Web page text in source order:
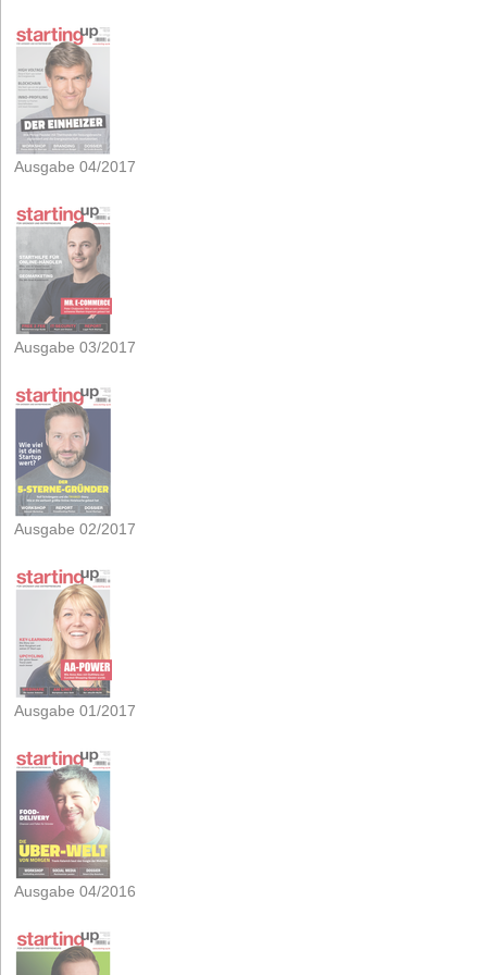
Ausgabe 04/2017
Ausgabe 03/2017
Ausgabe 02/2017
Ausgabe 01/2017
Ausgabe 04/2016